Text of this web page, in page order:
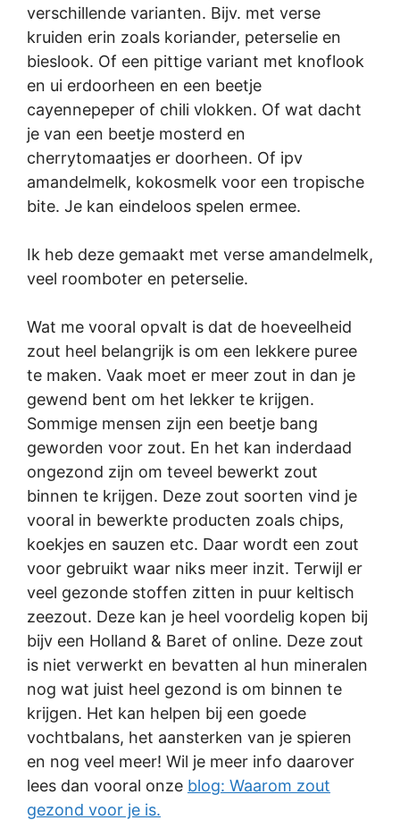
verschillende varianten. Bijv. met verse
kruiden erin zoals koriander, peterselie en
bieslook. Of een pittige variant met knoflook
en ui erdoorheen en een beetje
cayennepeper of chili vlokken. Of wat dacht
je van een beetje mosterd en
cherrytomaatjes er doorheen. Of ipv
amandelmelk, kokosmelk voor een tropische
bite. Je kan eindeloos spelen ermee.
Ik heb deze gemaakt met verse amandelmelk,
veel roomboter en peterselie.
Wat me vooral opvalt is dat de hoeveelheid
zout heel belangrijk is om een lekkere puree
te maken. Vaak moet er meer zout in dan je
gewend bent om het lekker te krijgen.
Sommige mensen zijn een beetje bang
geworden voor zout. En het kan inderdaad
ongezond zijn om teveel bewerkt zout
binnen te krijgen. Deze zout soorten vind je
vooral in bewerkte producten zoals chips,
koekjes en sauzen etc. Daar wordt een zout
voor gebruikt waar niks meer inzit. Terwijl er
veel gezonde stoffen zitten in puur keltisch
zeezout. Deze kan je heel voordelig kopen bij
bijv een Holland & Baret of online. Deze zout
is niet verwerkt en bevatten al hun mineralen
nog wat juist heel gezond is om binnen te
krijgen. Het kan helpen bij een goede
vochtbalans, het aansterken van je spieren
en nog veel meer! Wil je meer info daarover
lees dan vooral onze blog: Waarom zout
gezond voor je is.